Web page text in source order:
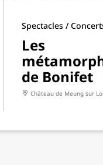
Spectacles /
Les
de Bonifet
Château de Meung sur